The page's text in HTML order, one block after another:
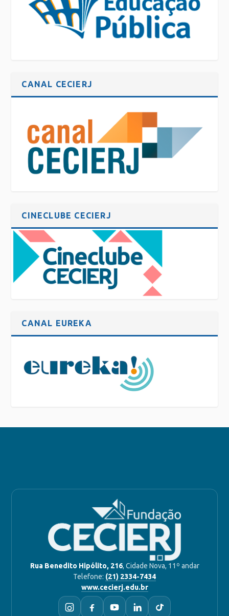
CANAL CECIERJ
CINECLUBE CECIERJ
CANAL EUREKA
Rua Benedito Hipólito, 216, Cidade Nova, 11º andar
Telefone: (21) 2334-7434
www.cecierj.edu.br